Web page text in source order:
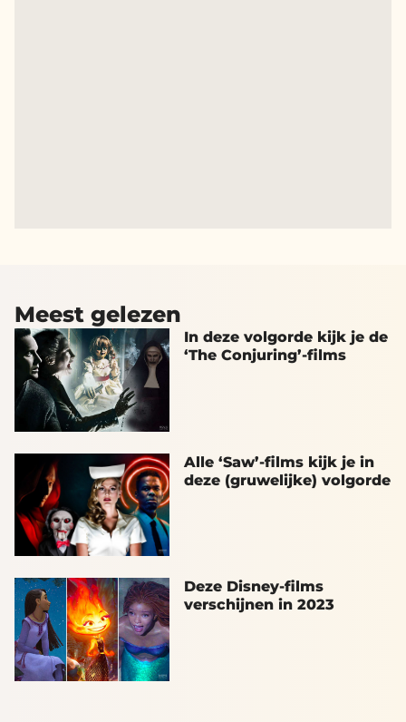
Meest gelezen
In deze volgorde kijk je de
‘The Conjuring’-films
Alle ‘Saw’-films kijk je in
deze (gruwelijke) volgorde
Deze Disney-films
verschijnen in 2023